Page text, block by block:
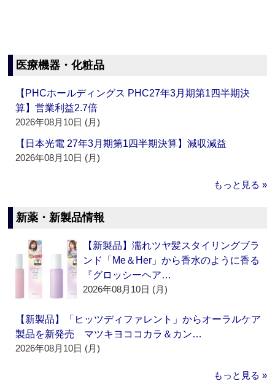
医療機器・化粧品
【PHCホールディングス PHC27年3月期第1四半期決
算】営業利益2.7倍
2026年08月10日 (月)
【日本光電 27年3月期第1四半期決算】減収減益
2026年08月10日 (月)
もっと見る »
新薬・新製品情報
【新製品】濡れツヤ髪スタイリングブラ
ンド「Me＆Her」から香水のように香る
『グロッシーヘア…
2026年08月10日 (月)
【新製品】「ヒッツディファレント」からオーラルケア
製品を新発売 マツキヨココカラ＆カン…
2026年08月10日 (月)
もっと見る »